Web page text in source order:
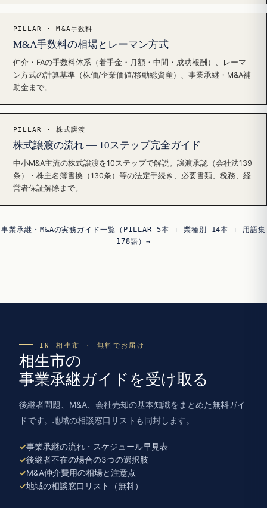
PILLAR · M&A手数料
M&A手数料の相場とレーマン方式
仲介・FAの手数料体系（着手金・月額・中間・成功報酬）、レーマ
ン方式の計算基準（株価/企業価値/移動総資産）、事業承継・M&A補
助金まで。
PILLAR · 株式譲渡
株式譲渡の流れ — 10ステップ完全ガイド
中小M&A主流の株式譲渡を10ステップで解説。譲渡承認（会社法139
条）・株主名簿書換（130条）等の法定手続き、必要書類、税務、経
営者保証解除まで。
事業承継・M&Aの実務ガイド一覧（PILLAR 5本 + 業種別 14本 + 用語集
178語）→
IN 相生市 · 無料でお届け
相生市の
事業承継ガイドを受け取る
後継者問題、M&A、会社売却の基本知識をまとめた無料ガイ
ドです。地域の相談窓口リストも同封します。
事業承継の流れ・スケジュール早見表
後継者不在の場合の3つの選択肢
M&A仲介費用の相場と注意点
地域の相談窓口リスト（無料）